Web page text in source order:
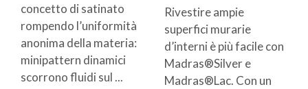
concetto di satinato
rompendo l’uniformità
anonima della materia:
minipattern dinamici
scorrono fluidi sul ...
Rivestire ampie
superfici murarie
d’interni è più facile con
Madras®Silver e
Madras®Lac. Con un